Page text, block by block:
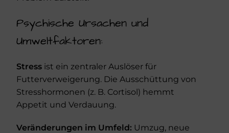
Psychische Ursachen und
Umweltfaktoren:
Stress ist ein zentraler Auslöser für
Futterverweigerung. Die Ausschüttung von
Stresshormonen (z. B. Cortisol) hemmt
Appetit und Verdauung.
Veränderungen im Umfeld: Umzug, neue